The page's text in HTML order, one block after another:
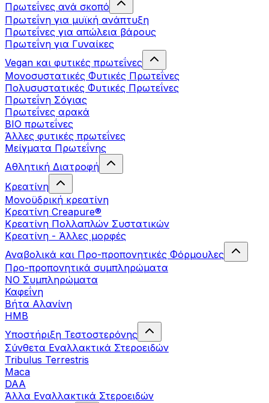
Πρωτεΐνες ανά σκοπό
Πρωτεΐνη για μυϊκή ανάπτυξη
Πρωτεΐνες για απώλεια βάρους
Πρωτεΐνη για Γυναίκες
Vegan και φυτικές πρωτεΐνες
Μονοσυστατικές Φυτικές Πρωτεΐνες
Πολυσυστατικές Φυτικές Πρωτεΐνες
Πρωτεΐνη Σόγιας
Πρωτεΐνες αρακά
ΒIO πρωτεΐνες
Άλλες φυτικές πρωτεΐνες
Μείγματα Πρωτεΐνης
Αθλητική Διατροφή
Κρεατίνη
Μονοϋδρική κρεατίνη
Κρεατίνη Creapure®
Κρεατίνη Πολλαπλών Συστατικών
Κρεατίνη - Άλλες μορφές
Αναβολικά και Προ-προπονητικές Φόρμουλες
Προ-προπονητικά συμπληρώματα
ΝΟ Συμπληρώματα
Καφεΐνη
Βήτα Αλανίνη
HMB
Υποστήριξη Τεστοστερόνης
Σύνθετα Εναλλακτικά Στεροειδών
Tribulus Terrestris
Maca
DAA
Άλλα Εναλλακτικά Στεροειδών